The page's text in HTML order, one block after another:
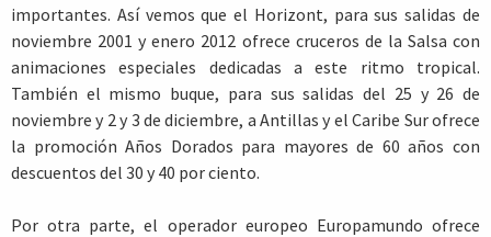
importantes. Así vemos que el Horizont, para sus salidas de
noviembre 2001 y enero 2012 ofrece cruceros de la Salsa con
animaciones especiales dedicadas a este ritmo tropical.
También el mismo buque, para sus salidas del 25 y 26 de
noviembre y 2 y 3 de diciembre, a Antillas y el Caribe Sur ofrece
la promoción Años Dorados para mayores de 60 años con
descuentos del 30 y 40 por ciento.
Por otra parte, el operador europeo Europamundo ofrece